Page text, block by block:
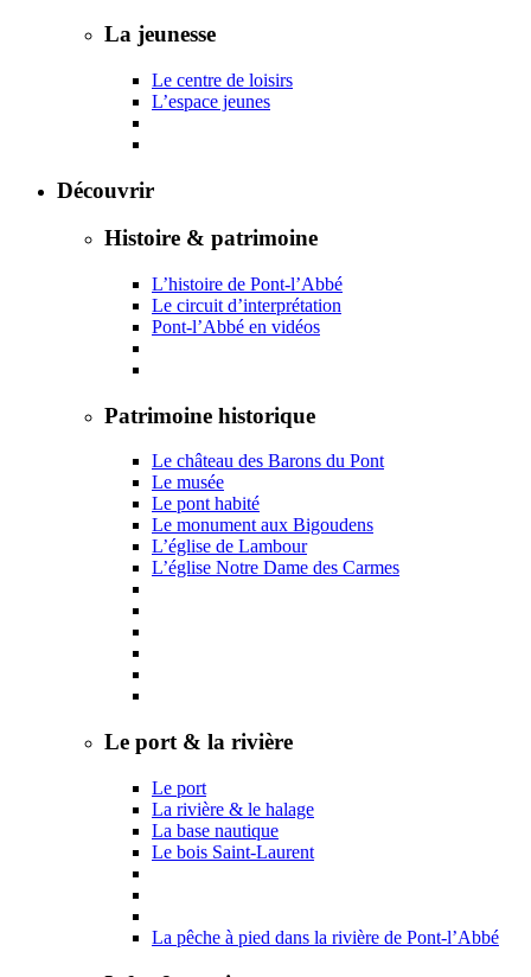
La jeunesse
Le centre de loisirs
L’espace jeunes
Découvrir
Histoire & patrimoine
L’histoire de Pont-l’Abbé
Le circuit d’interprétation
Pont-l’Abbé en vidéos
Patrimoine historique
Le château des Barons du Pont
Le musée
Le pont habité
Le monument aux Bigoudens
L’église de Lambour
L’église Notre Dame des Carmes
Le port & la rivière
Le port
La rivière & le halage
La base nautique
Le bois Saint-Laurent
La pêche à pied dans la rivière de Pont-l’Abbé